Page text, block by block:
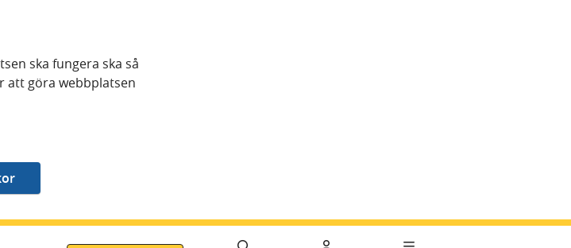
ska fungera ska så
att göra webbplatsen